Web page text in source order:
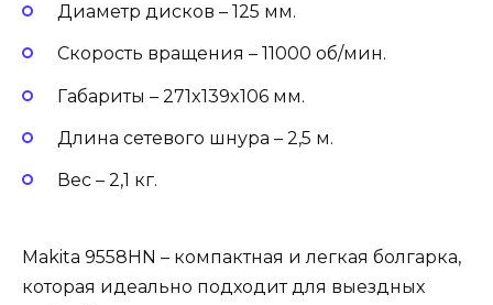
Диаметр дисков – 125 мм.
Скорость вращения – 11000 об/мин.
Габариты – 271x139x106 мм.
Длина сетевого шнура – 2,5 м.
Вес – 2,1 кг.
Makita 9558HN – компактная и легкая болгарка,
которая идеально подходит для выездных